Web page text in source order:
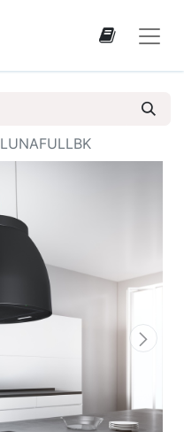
LUNAFULLBK